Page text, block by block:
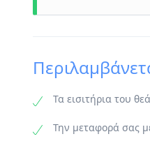
Τα εισιτήρια του
Την μεταφορά σας